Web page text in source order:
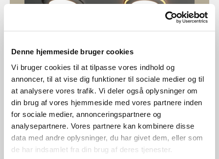
Denne hjemmeside bruger cookies
Vi bruger cookies til at tilpasse vores indhold og
annoncer, til at vise dig funktioner til sociale medier og til
at analysere vores trafik. Vi deler også oplysninger om
din brug af vores hjemmeside med vores partnere inden
for sociale medier, annonceringspartnere og
analysepartnere. Vores partnere kan kombinere disse
data med andre oplysninger, du har givet dem, eller som
de har indsamlet fra din brug af deres tjenester.
Réinitialisation de Nordlux
Moodmaker™
Vous avez des problèmes avec vos lampes Moodmaker™
qui ne sont plus synchronisées ? Voici comment les
réinitialiser et tout remettre en ordre.